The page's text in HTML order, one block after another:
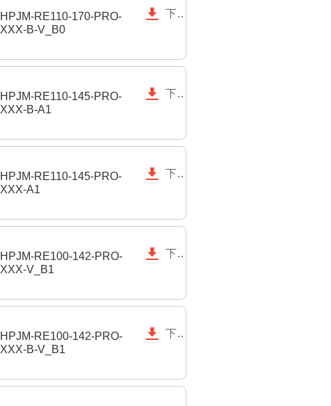
HPJM-RE110-170-PRO-
XXX-B-V_B0
 下载
HPJM-RE110-145-PRO-
XXX-B-A1
 下载
HPJM-RE110-145-PRO-
XXX-A1
 下载
HPJM-RE100-142-PRO-
XXX-V_B1
 下载
HPJM-RE100-142-PRO-
XXX-B-V_B1
 下载